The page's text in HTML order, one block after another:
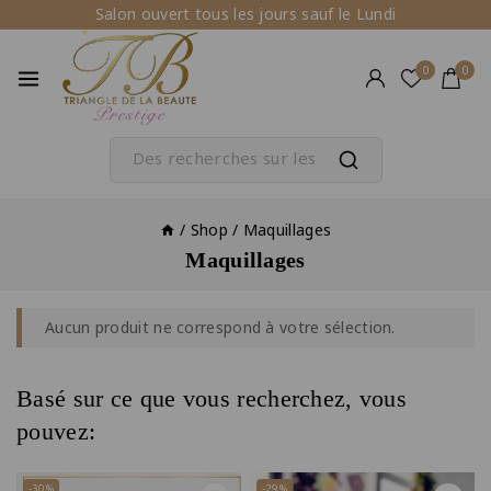
Salon ouvert tous les jours sauf le Lundi
0 0
/ Shop / Maquillages
Maquillages
Aucun produit ne correspond à votre sélection.
Basé sur ce que vous recherchez, vous
pouvez: